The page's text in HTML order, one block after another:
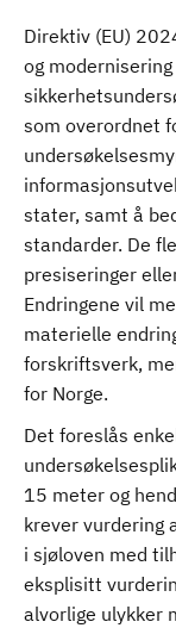
Direktiv (EU)
og
som overordnet
stater, samt å
standarder. De
presiseringer
Endringene vil
materielle
forskriftsverk,
for Norge.
Det foreslås
15 meter og
krever vurdering
i sjøloven med
eksplisitt
alvorlige ulykker